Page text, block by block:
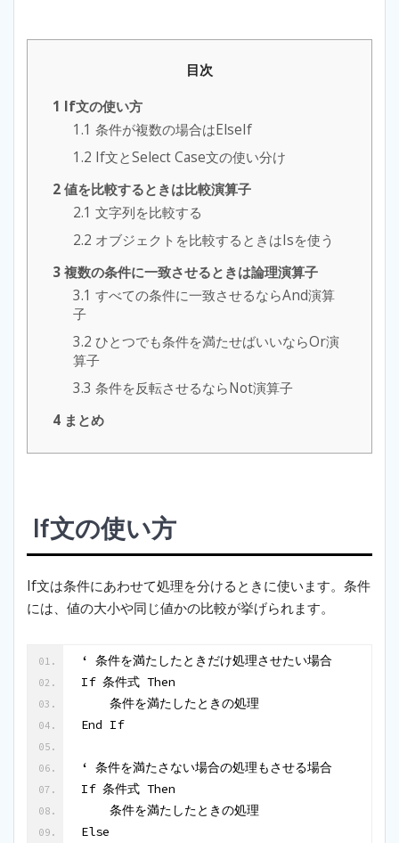
目次
1 If文の使い方
1.1 条件が複数の場合はElseIf
1.2 If文とSelect Case文の使い分け
2値を比較するときは比較演算子
2.1 文字列を比較する
2.2 オブジェクトを比較するときはIsを使う
3複数の条件に一致させるときは論理演算子
3.1 すべての条件に一致させるならAnd演算
子
3.2 ひとつでも条件を満たせばいいならOr演
算子
3.3 条件を反転させるならNot演算子
4 まとめ
If文の使い方
If文は条件にあわせて処理を分けるときに使います。条件
には、値の大小や同じ値かの比較が挙げられます。
‘ 条件を満たしたときだけ処理させたい場合
If 条件式 Then
    条件を満たしたときの処理
End If
‘ 条件を満たさない場合の処理もさせる場合
If 条件式 Then
    条件を満たしたときの処理
Else